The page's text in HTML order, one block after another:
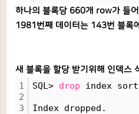
하나의 블록당 660개 row가 들
1981번째 데이터는 143번 블록
새 블록을 할당 받기위해 인덱스
1
2
3
SQL> drop index
Index dropped.